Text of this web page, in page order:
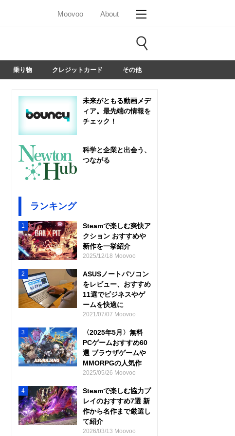
Moovoo About
乗り物 クレジットカード その他
未来がともる動画メデ
ィア。最先端の情報を
チェック！
科学と企業と出会う、
つながる
ランキング
1
Steamで楽しむ爽快ア
クション おすすめや
新作を一挙紹介
2025/12/18 Moovoo
2
ASUSノートパソコン
をレビュー、おすすめ
11選でビジネスやゲ
ームを快適に
2021/07/07 Moovoo
3
〈2025年5月〉無料
PCゲームおすすめ60
選 ブラウザゲームや
MMORPGの人気作
2025/05/26 Moovoo
4
Steamで楽しむ協力プ
レイのおすすめ7選 新
作から名作まで厳選し
て紹介
2026/03/13 Moovoo